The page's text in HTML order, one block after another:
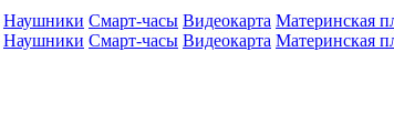
Наушники Смарт-часы Видеокарта Материнская
Наушники Смарт-часы Видеокарта Материнская